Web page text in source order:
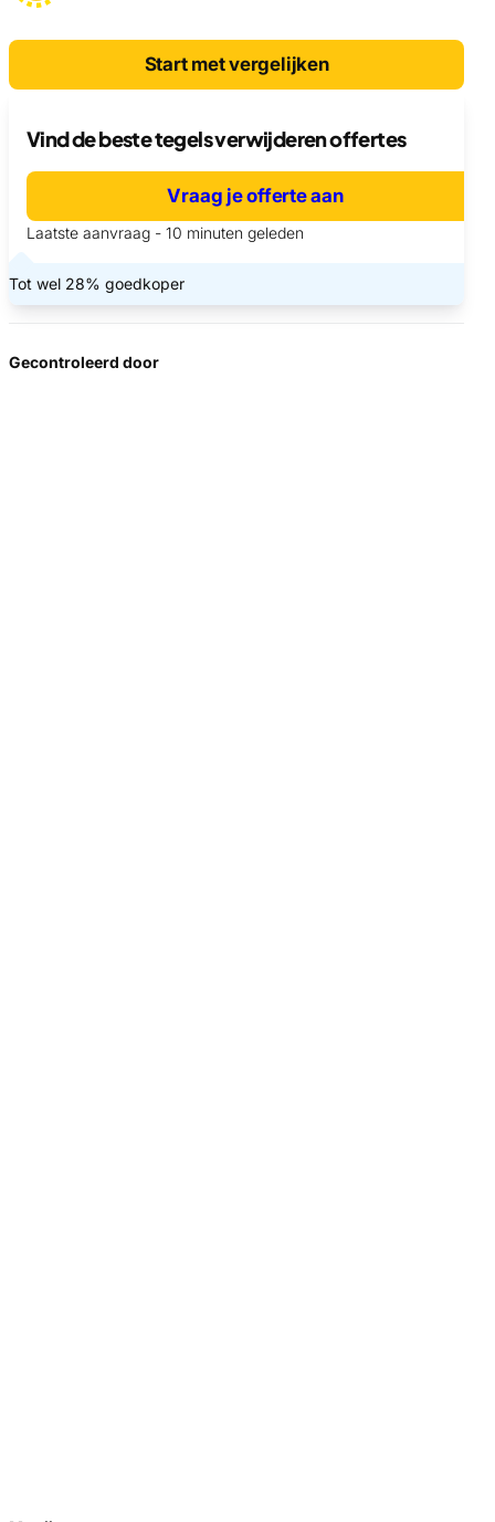
Start met vergelijken
Vind de beste tegels verwijderen offertes
Vraag je offerte aan
Laatste aanvraag - 10 minuten geleden
Tot wel 28% goedkoper
Gecontroleerd door